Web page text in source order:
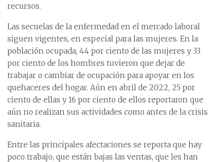
recursos.
Las secuelas de la enfermedad en el mercado laboral
siguen vigentes, en especial para las mujeres. En la
población ocupada, 44 por ciento de las mujeres y 33
por ciento de los hombres tuvieron que dejar de
trabajar o cambiar de ocupación para apoyar en los
quehaceres del hogar. Aún en abril de 2022, 25 por
ciento de ellas y 16 por ciento de ellos reportaron que
aún no realizan sus actividades como antes de la crisis
sanitaria.
Entre las principales afectaciones se reporta que hay
poco trabajo, que están bajas las ventas, que les han